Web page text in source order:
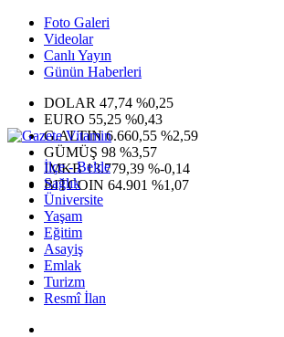
Foto Galeri
Videolar
Canlı Yayın
Günün Haberleri
DOLAR 47,74 %0,25
EURO 55,25 %0,43
G.ALTIN6.660,55 %2,59
GÜMÜŞ 98 %3,57
IMKB13.779,39 %-0,14
BITCOIN 64.901 %1,07
İlçe - Belde
Sağlık
Üniversite
Yaşam
Eğitim
Asayiş
Emlak
Turizm
Resmî İlan